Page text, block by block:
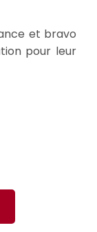
et bravo
pour leur